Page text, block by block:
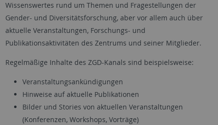
Wissenswertes rund um Themen und Fragestellungen der
Gender- und Diversitätsforschung, aber vor allem auch über
aktuelle Veranstaltungen, Forschungs- und
Publikationsaktivitäten des Zentrums und seiner Mitglieder.
Regelmäßige Inhalte des ZGD-Kanals sind beispielsweise:
Veranstaltungsankündigungen
Hinweise auf aktuelle Publikationen
Bilder und Stories von aktuellen Veranstaltungen
(Konferenzen, Workshops, Vorträge)